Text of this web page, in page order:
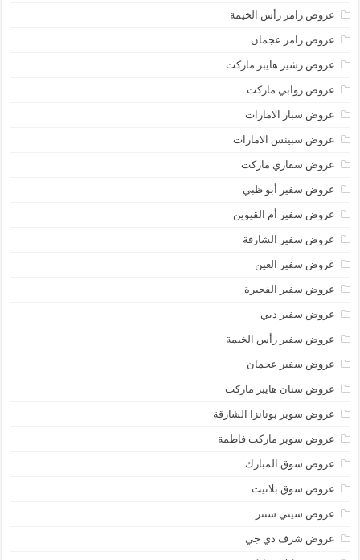
عروض رامز رأس الخيمة
عروض رامز عجمان
عروض رشيز هايبر ماركت
عروض روابي ماركت
عروض سبار الامارات
عروض سبينس الامارات
عروض سفاري ماركت
عروض سفير أبو ظبي
عروض سفير أم القيوين
عروض سفير الشارقة
عروض سفير العين
عروض سفير الفجيرة
عروض سفير دبي
عروض سفير رأس الخيمة
عروض سفير عجمان
عروض سنان هايبر ماركت
عروض سوبر بونانزا الشارقة
عروض سوبر ماركت فاطمة
عروض سوق المبارك
عروض سوق بلانيت
عروض سيتي سنتر
عروض شرف دي جي